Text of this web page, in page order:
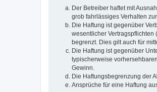
Der Betreiber haftet mit
grob fahrlässiges Verhalten
Die Haftung ist gegenüber
wesentlicher
begrenzt. Dies gilt auch für
Die Haftung ist gegenüber
typischerweise
Gewinn.
Die Haftungsbegrenzung der
Ansprüche für eine Haftung